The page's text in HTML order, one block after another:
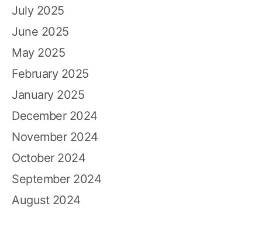
July 2025
June 2025
May 2025
February 2025
January 2025
December 2024
November 2024
October 2024
September 2024
August 2024